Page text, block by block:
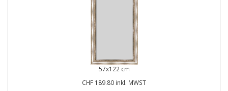
57x122 cm
CHF 189.80 inkl. MWST